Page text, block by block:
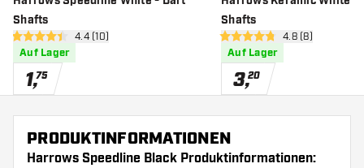
Shafts
Bewertungsbereich öffnen
4.4 Bewertungssterne
4.4 (10)
Auf Lager
1,75
Shafts
4.8 Bewertungssterne
4.8 (8)
Auf Lager
3,20
PRODUKTINFORMATIONEN
Harrows Speedline Black Produktinformationen: